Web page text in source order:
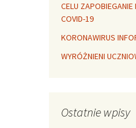
CELU
COVID-19
KORONAWIRUS
WYRÓŻNIENI
Ostatnie wpisy